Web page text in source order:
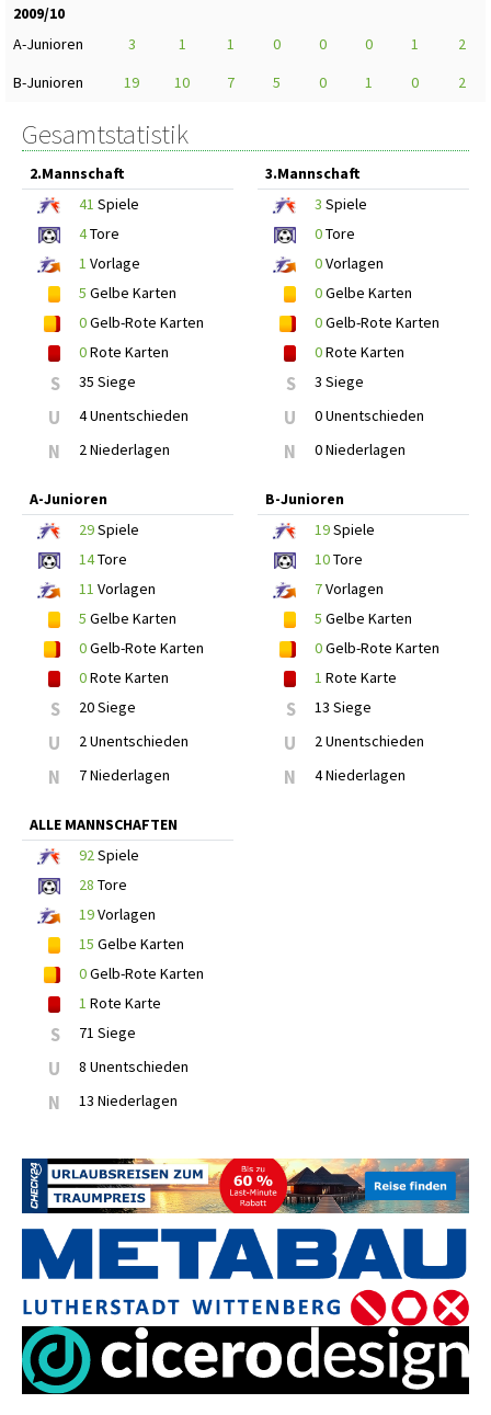
2009/10
A-Junioren
3 1 1 0 0 0 1
2
B-Junioren
19 10 7 5 0 1 0 2
Gesamtstatistik
2.Mannschaft
41 Spiele
4Tore
1 Vorlage
5 Gelbe Karten
0Gelb-Rote Karten
0Rote Karten
S 35 Siege
U 4 Unentschieden
N 2 Niederlagen
3.Mannschaft
3 Spiele
0Tore
0Vorlagen
0Gelbe Karten
0Gelb-Rote Karten
0Rote Karten
S 3 Siege
U 0 Unentschieden
N 0 Niederlagen
A-Junioren
29Spiele
14Tore
11 Vorlagen
5 Gelbe Karten
0Gelb-Rote Karten
0Rote Karten
S 20 Siege
U 2 Unentschieden
N 7 Niederlagen
B-Junioren
19Spiele
10Tore
7Vorlagen
5 Gelbe Karten
0Gelb-Rote Karten
1 Rote Karte
S 13 Siege
U 2 Unentschieden
N 4 Niederlagen
ALLE MANNSCHAFTEN
92Spiele
28 Tore
19Vorlagen
15 Gelbe Karten
0Gelb-Rote Karten
1 Rote Karte
S 71 Siege
U 8 Unentschieden
N 13 Niederlagen